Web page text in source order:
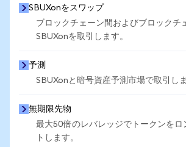
SBUXonをスワップ
ブロックチェーン間およびブロックチ
SBUXonを取引します。
予測
SBUXonと暗号資産予測市場で取引しま
無期限先物
最大50倍のレバレッジでトークンをロ
トします。